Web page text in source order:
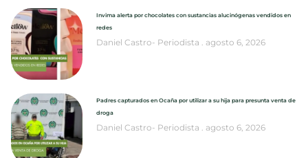
Invima alerta por chocolates con sustancias alucinógenas vendidos en
redes
Daniel Castro- Periodista agosto 6, 2026
Padres capturados en Ocaña por utilizar a su hija para presunta venta de
droga
Daniel Castro- Periodista agosto 6, 2026